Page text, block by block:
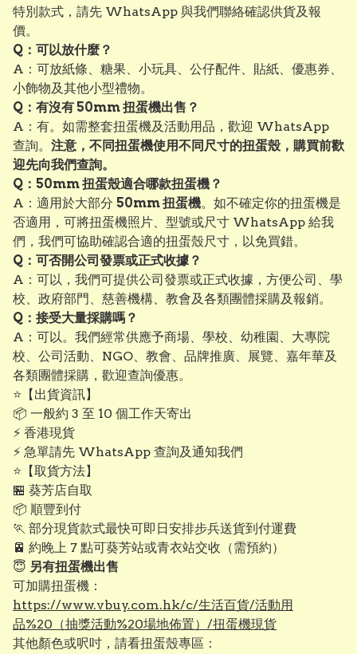
特別款式，請先 WhatsApp 與我們聯絡確認供貨及報
價。
Q：可以放什麼？
A：可放紙條、糖果、小玩具、公仔配件、貼紙、優惠券、
小飾物及其他小型禮物。
Q：有沒有 50mm 扭蛋機出售？
A：有。如需整套扭蛋機及活動用品，歡迎 WhatsApp
查詢。 注意，不同扭蛋機使用不同尺寸的扭蛋殼，購買前歡
迎先向我們查詢。
Q：50mm 扭蛋殼適合哪款扭蛋機？
A：適用於大部分 50mm 扭蛋機。如不確定你的扭蛋機是
否適用，可將扭蛋機照片、型號或尺寸 WhatsApp 給我
們，我們可協助確認合適的扭蛋殼尺寸，以免買錯。
Q：可否開公司發票或正式收據？
A：可以，我們可提供公司發票或正式收據，方便公司、學
校、政府部門、慈善機構、教會及各類團體採購及報銷。
Q：接受大量採購嗎？
A：可以。我們經常供應予商場、學校、幼稚園、大專院
校、公司活動、NGO、教會、品牌推廣、展覽、嘉年華及
各類團體採購，歡迎查詢優惠。
⭐【出貨資訊】
📦 一般約 3 至 10 個工作天寄出
⚡ 香港現貨
⚡ 急單請先 WhatsApp 查詢及通知我們
⭐【取貨方法】
🏪 葵芳店自取
📦 順豐到付
🏃 部分現貨款式最快可即日安排步兵送貨到付運費
🚈 約晚上 7 點可葵芳站或青衣站交收（需預約）
😇 另有扭蛋機出售
可加購扭蛋機：
https://www.vbuy.com.hk/c/生活百貨/活動用
品%20（抽獎活動%20場地佈置）/扭蛋機現貨
其他顏色或呎吋，請看扭蛋殼專區：